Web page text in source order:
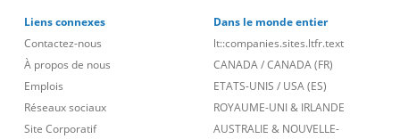
Liens connexes
Contactez-nous
À propos de nous
Emplois
Réseaux sociaux
Site Corporatif
Dans le monde entier
lt::companies.sites.ltfr.text
CANADA/CANADA (FR)
ETATS-UNIS / USA (ES)
ROYAUME-UNI & IRLANDE
AUSTRALIE & NOUVELLE-